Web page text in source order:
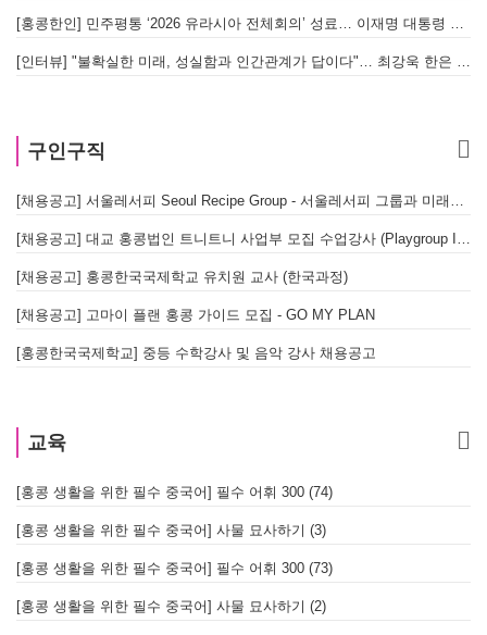
[홍콩한인] 민주평통 ‘2026 유라시아 전체회의’ 성료… 이재명 대통령 참석으로 의미 더해
[인터뷰] "불확실한 미래, 성실함과 인간관계가 답이다"… 최강욱 한은 부소장이 청소년들에게 전하는 응원
구인구직
[채용공고] 서울레서피 Seoul Recipe Group - 서울레서피 그룹과 미래를 함께할 유능한 인재를 모십니다
[채용공고] 대교 홍콩법인 트니트니 사업부 모집 수업강사 (Playgroup Instructor)
[채용공고] 홍콩한국국제학교 유치원 교사 (한국과정)
[채용공고] 고마이 플랜 홍콩 가이드 모집 - GO MY PLAN
[홍콩한국국제학교] 중등 수학강사 및 음악 강사 채용공고
교육
[홍콩 생활을 위한 필수 중국어] 필수 어휘 300 (74)
[홍콩 생활을 위한 필수 중국어] 사물 묘사하기 (3)
[홍콩 생활을 위한 필수 중국어] 필수 어휘 300 (73)
[홍콩 생활을 위한 필수 중국어] 사물 묘사하기 (2)